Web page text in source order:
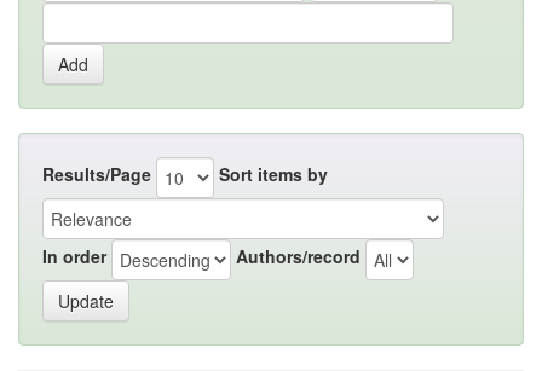
Results/Page Sort items by
In order Authors/record